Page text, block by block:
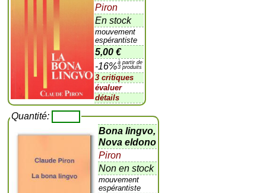
Piron
En stock
mouvement
espérantiste
5,00 €
-16%à partir de
3 produits
3 critiques
évaluer
détails
Quantité:
Bona lingvo,
Nova eldono
Piron
Non en stock
mouvement
espérantiste